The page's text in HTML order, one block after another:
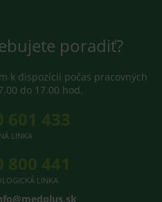
poradiť?
k dispozícii počas pracovných
do 17.00 hod.
LINKA
LINKA